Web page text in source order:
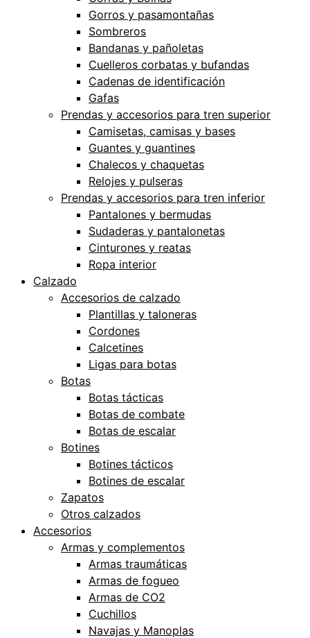
Gorros y pasamontañas
Sombreros
Bandanas y pañoletas
Cuelleros corbatas y bufandas
Cadenas de identificación
Gafas
Prendas y accesorios para tren superior
Camisetas, camisas y bases
Guantes y guantines
Chalecos y chaquetas
Relojes y pulseras
Prendas y accesorios para tren inferior
Pantalones y bermudas
Sudaderas y pantalonetas
Cinturones y reatas
Ropa interior
Calzado
Accesorios de calzado
Plantillas y taloneras
Cordones
Calcetines
Ligas para botas
Botas
Botas tácticas
Botas de combate
Botas de escalar
Botines
Botines tácticos
Botines de escalar
Zapatos
Otros calzados
Accesorios
Armas y complementos
Armas traumáticas
Armas de fogueo
Armas de CO2
Cuchillos
Navajas y Manoplas